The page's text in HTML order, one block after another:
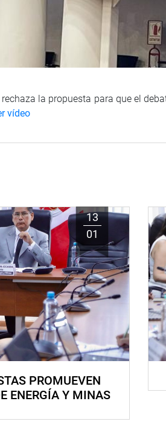
la propuesta para que el
vídeo
13
01
PROMUEVEN
ENERGÍA Y MINAS